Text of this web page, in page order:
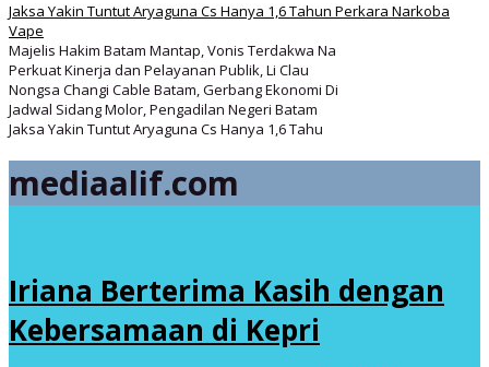
Jaksa Yakin Tuntut Aryaguna Cs Hanya 1,6 Tahun Perkara Narkoba
Vape
Majelis Hakim Batam Mantap, Vonis Terdakwa Na
Perkuat Kinerja dan Pelayanan Publik, Li Clau
Nongsa Changi Cable Batam, Gerbang Ekonomi Di
Jadwal Sidang Molor, Pengadilan Negeri Batam
Jaksa Yakin Tuntut Aryaguna Cs Hanya 1,6 Tahu
mediaalif.com
Iriana Berterima Kasih dengan
Kebersamaan di Kepri